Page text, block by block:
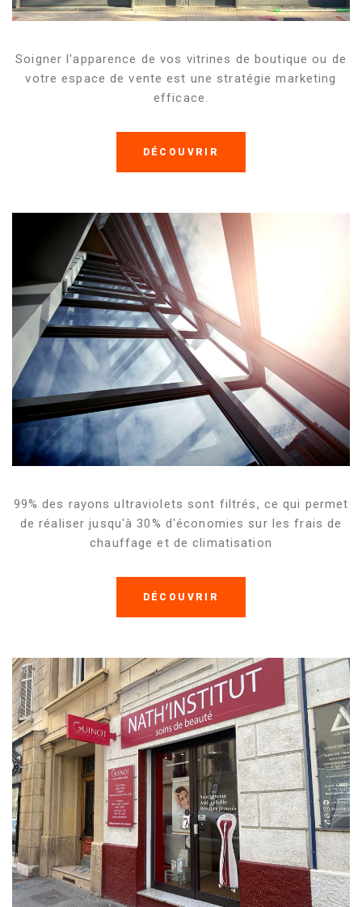
Soigner l'apparence de vos vitrines de boutique ou de
votre espace de vente est une stratégie marketing
efficace.
DÉCOUVRIR
99% des rayons ultraviolets sont filtrés, ce qui permet
de réaliser jusqu'à 30% d'économies sur les frais de
chauffage et de climatisation
DÉCOUVRIR